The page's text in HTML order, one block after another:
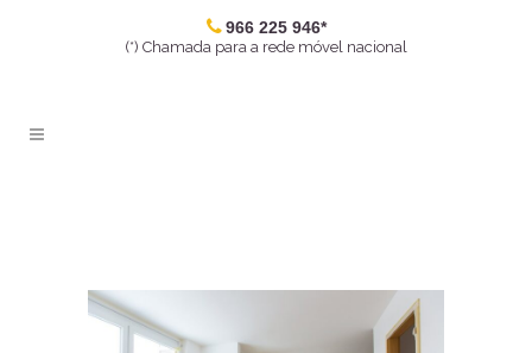
966 225 946*
(*) Chamada para a rede móvel nacional